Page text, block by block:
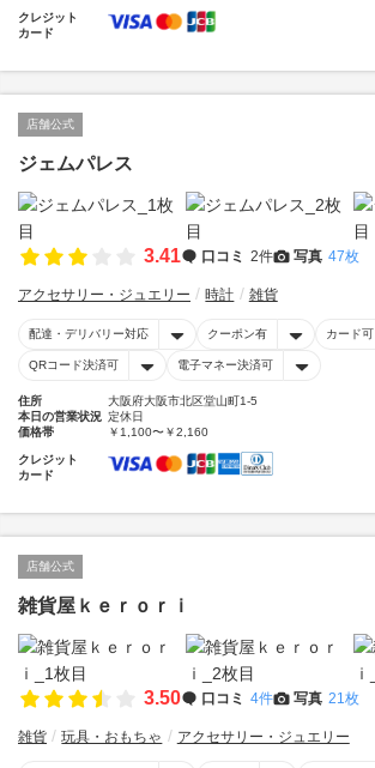
クレジット
カード
店舗公式
ジェムパレス
3.41 口コミ 2件 写真 47枚
アクセサリー・ジュエリー 時計 雑貨
配達・デリバリー対応 クーポン有 カード可
QRコード決済可 電子マネー決済可
住所
大阪府大阪市北区堂山町1-5
本日の営業状況 定休日
価格帯
￥1,100〜￥2,160
クレジット
カード
店舗公式
雑貨屋ｋｅｒｏｒｉ
3.50 口コミ 4件 写真 21枚
雑貨 玩具・おもちゃ アクセサリー・ジュエリー